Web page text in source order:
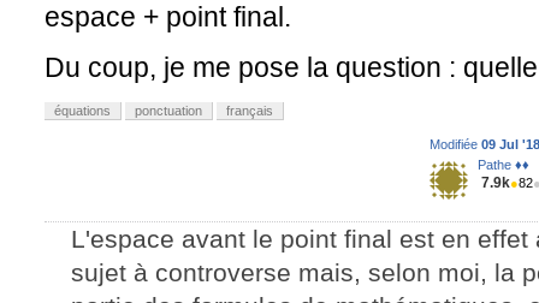
espace + point final.
Du coup, je me pose la question :
équations ponctuation français
Modifiée 09 Jul
Pathe ♦♦
7.9k●82
L'espace avant le point final est en
sujet à controverse mais, selon moi, la